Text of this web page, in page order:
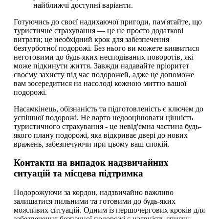
найближчі доступні варіанти.
Готуючись до своєї надихаючої пригоди, пам'ятайте, що
туристичне страхування — це не просто додаткові
витрати; це необхідний крок для забезпечення
безтурботної подорожі. Без нього ви можете виявитися
неготовими до будь-яких несподіваних поворотів, які
може підкинути життя. Завжди надавайте пріоритет
своєму захисту під час подорожей, адже це допоможе
вам зосередитися на насолоді кожною миттю вашої
подорожі.
Насамкінець, обізнаність та підготовленість є ключем до
успішної подорожі. Не варто недооцінювати цінність
туристичного страхування - це невід'ємна частина будь-
якого плану подорожі, яка відкриває двері до нових
вражень, забезпечуючи при цьому ваш спокій.
Контакти на випадок надзвичайних
ситуацій та місцева підтримка
Подорожуючи за кордон, надзвичайно важливо
залишатися пильними та готовими до будь-яких
можливих ситуацій. Одним із першочергових кроків для